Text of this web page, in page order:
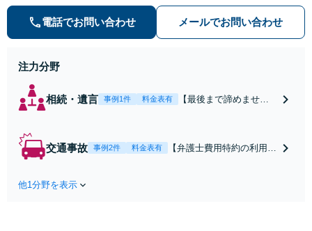
添い、不安を軽減します。まずはお
気軽にご相談ください。
電話でお問い合わせ メールでお問い合わせ
注力分野
相続・遺言 事例1件 料金表有
【最後まで諦めませ
合意してしまう前にご
交通事故 事例2件 料金表有
【弁護士費用特約の利用＆
他1分野を表示